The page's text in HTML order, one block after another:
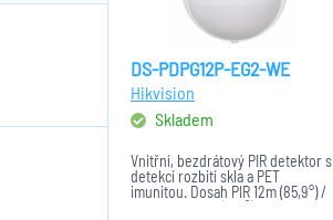
DS-PDPG12P-EG2-WE
Hikvision
Skladem
Vnitřní, bezdrátový PIR detektor s
detekcí rozbití skla a PET
imunitou. Dosah PIR 12m (85,9°) /
rozbití skla 8m (120°).